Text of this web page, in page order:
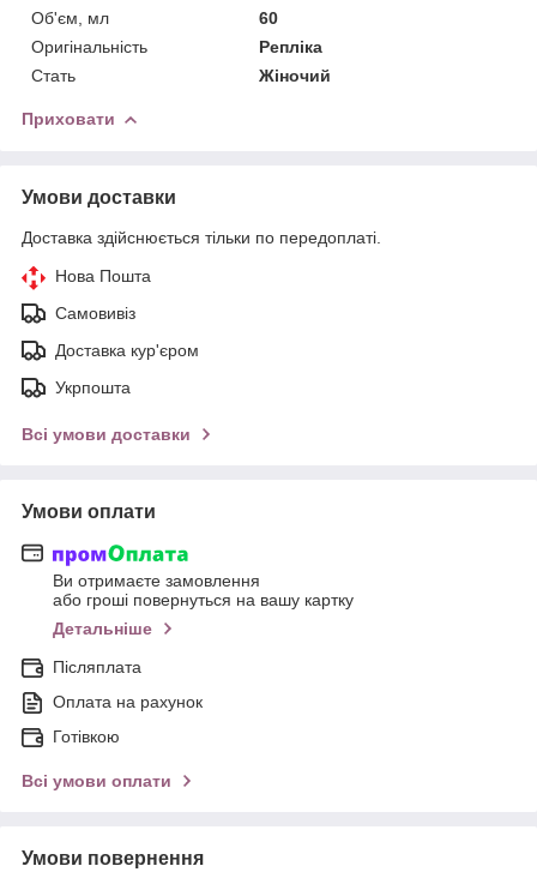
Об'єм, мл
60
Оригінальність
Репліка
Стать
Жіночий
Приховати
Умови доставки
Доставка здійснюється тільки по передоплаті.
Нова Пошта
Самовивіз
Доставка кур'єром
Укрпошта
Всі умови доставки
Умови оплати
Ви отримаєте замовлення
або гроші повернуться на вашу картку
Детальніше
Післяплата
Оплата на рахунок
Готівкою
Всі умови оплати
Умови повернення